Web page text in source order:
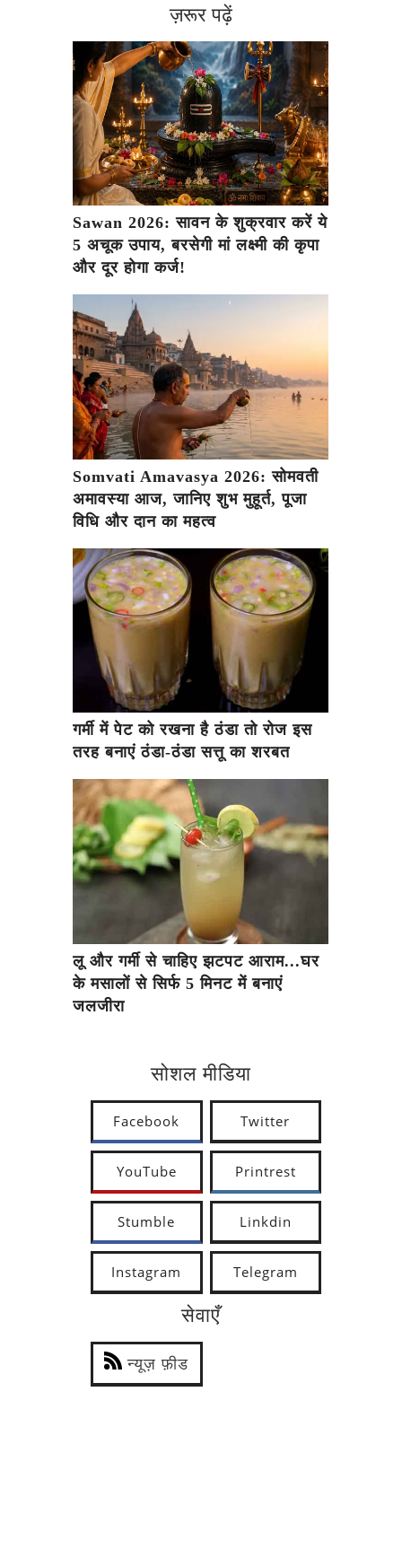
ज़रूर पढ़ें
Sawan 2026: सावन के शुक्रवार करें ये
5 अचूक उपाय, बरसेगी मां लक्ष्मी की कृपा
और दूर होगा कर्ज!
Somvati Amavasya 2026: सोमवती
अमावस्या आज, जानिए शुभ मुहूर्त, पूजा
विधि और दान का महत्व
गर्मी में पेट को रखना है ठंडा तो रोज इस
तरह बनाएं ठंडा-ठंडा सत्तू का शरबत
लू और गर्मी से चाहिए झटपट आराम...घर
के मसालों से सिर्फ 5 मिनट में बनाएं
जलजीरा
सोशल मीडिया
Facebook Twitter
YouTube Printrest
Stumble Linkdin
Instagram Telegram
सेवाएँ
न्यूज़ फ़ीड